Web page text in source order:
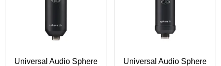
Universal Audio Sphere
Universal Audio Sphere